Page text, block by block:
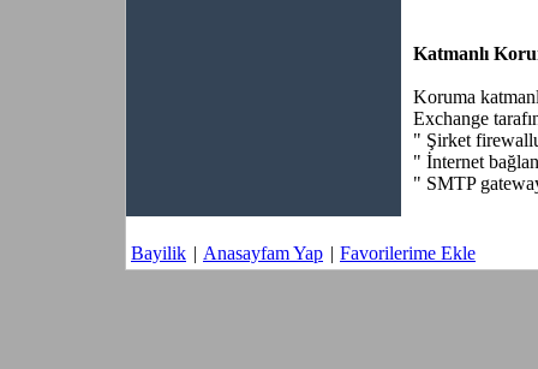
Katmanlı
Koruma
Exchange
" Şirket
" İnternet
" SMTP
Bayilik | Anasayfam Yap | Favorilerime Ekle